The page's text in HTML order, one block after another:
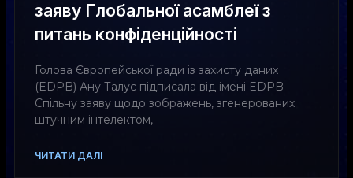
заяву Глобальної асамблеї з
питань конфіденційності
Голова Європейської ради із захисту даних
(EDPB) Ану Талус підписала від імені EDPB
Спільну заяву щодо зображень, згенерованих
штучним інтелектом,
ЧИТАТИ ДАЛІ